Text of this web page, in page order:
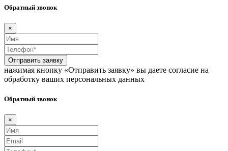
Обратный звонок
×
Отправить заявку
нажимая кнопку «Отправить заявку» вы даете согласие на
обработку ваших персональных данных
Обратный звонок
×